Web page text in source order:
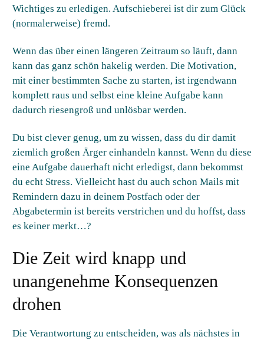
Wichtiges zu erledigen. Aufschieberei ist dir zum Glück
(normalerweise) fremd.
Wenn das über einen längeren Zeitraum so läuft, dann
kann das ganz schön hakelig werden. Die Motivation,
mit einer bestimmten Sache zu starten, ist irgendwann
komplett raus und selbst eine kleine Aufgabe kann
dadurch riesengroß und unlösbar werden.
Du bist clever genug, um zu wissen, dass du dir damit
ziemlich großen Ärger einhandeln kannst. Wenn du diese
eine Aufgabe dauerhaft nicht erledigst, dann bekommst
du echt Stress. Vielleicht hast du auch schon Mails mit
Remindern dazu in deinem Postfach oder der
Abgabetermin ist bereits verstrichen und du hoffst, dass
es keiner merkt…?
Die Zeit wird knapp und
unangenehme Konsequenzen
drohen
Die Verantwortung zu entscheiden, was als nächstes in